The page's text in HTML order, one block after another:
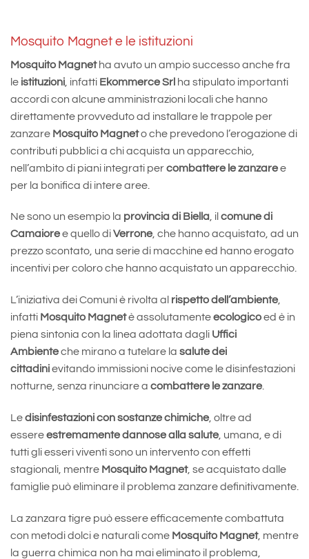
Mosquito Magnet e le istituzioni
Mosquito Magnetha avuto un ampio successo anche fra
le istituzioni , infatti Ekommerce Srl ha stipulato importanti
accordi con alcune amministrazioni locali che hanno
direttamente provveduto ad installare le trappole per
zanzare Mosquito Magneto che prevedono l’erogazione di
contributi pubblici a chi acquista un apparecchio,
nell’ambito di piani integrati percombattere le zanzaree
per la bonifica di intere aree.
Ne sono un esempio la provincia di Biella, il comune di
Camaioree quello diVerrone, che hanno acquistato, ad un
prezzo scontato, una serie di macchine ed hanno erogato
incentivi per coloro che hanno acquistato un apparecchio.
L’iniziativa dei Comuni è rivolta al rispetto dell’ambiente
infatti Mosquito Magnetè assolutamenteecologicoed è in
piena sintonia con la linea adottata dagli Uffici
Ambienteche mirano a tutelare la salute dei
cittadinievitando immissioni nocive come le disinfestazioni
notturne, senza rinunciare a combattere le zanzare
Ledisinfestazioni con sostanze chimiche , oltre ad
essereestremamente dannose alla salute , umana, e di
tutti gli esseri viventi sono un intervento con effetti
stagionali, mentre Mosquito Magnet, se acquistato dalle
famiglie può eliminare il problema zanzare definitivamente.
La zanzara tigre può essere efficacemente combattuta
con metodi dolci e naturali come Mosquito Magnet, mentre
la guerra chimica non ha mai eliminato il problema,